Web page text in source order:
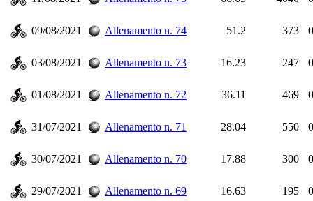
09/08/2021 Allenamento n. 74 51.2 373
03/08/2021 Allenamento n. 73 16.23 247
01/08/2021 Allenamento n. 72 36.11 469
31/07/2021 Allenamento n. 71 28.04 550
30/07/2021 Allenamento n. 70 17.88 300
29/07/2021 Allenamento n. 69 16.63 195